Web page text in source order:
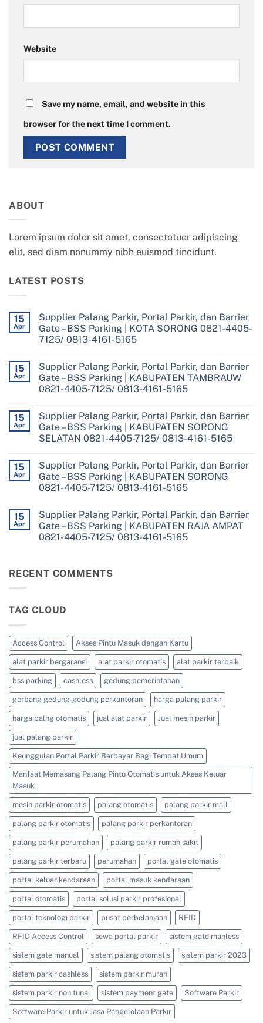
Website
Save my name, email, and website in this
browser for the next time I comment.
ABOUT
Lorem ipsum dolor sit amet, consectetuer adipiscing
elit, sed diam nonummy nibh euismod tincidunt.
LATEST POSTS
15
Apr
Supplier Palang Parkir, Portal Parkir, dan Barrier
Gate – BSS Parking | KOTA SORONG 0821-4405-
7125/ 0813-4161-5165
on
Supplier
Palang
Parkir,
dan
Barrier
Gate
–
BSS
KOTA
SORONG
0821-
4405-
4161-
5165
15
Apr
Supplier Palang Parkir, Portal Parkir, dan Barrier
Gate – BSS Parking | KABUPATEN TAMBRAUW
0821-4405-7125/ 0813-4161-5165
on
Supplier
Palang
Parkir,
dan
Barrier
Gate
–
BSS
KABUPATEN
TAMBRAUW
0821-
4405-
5165
15
Apr
Supplier Palang Parkir, Portal Parkir, dan Barrier
Gate – BSS Parking | KABUPATEN SORONG
SELATAN 0821-4405-7125/ 0813-4161-5165
on
Supplier
Palang
Parkir,
dan
Barrier
Gate
–
BSS
SORONG
SELATAN
0813-
15
Apr
Supplier Palang Parkir, Portal Parkir, dan Barrier
Gate – BSS Parking | KABUPATEN SORONG
0821-4405-7125/ 0813-4161-5165
on
Supplier
Palang
Parkir,
Gate
|
KABUPATEN
4405-
7125/
0813-
4161-
5165
15
Apr
Supplier Palang Parkir, Portal Parkir, dan Barrier
Gate – BSS Parking | KABUPATEN RAJA AMPAT
0821-4405-7125/ 0813-4161-5165
Supplier
Palang
dan
BSS
Parking
|
KABUPATEN
RAJA
AMPAT
0821-
4405-
7125/
0813-
4161-
5165
RECENT COMMENTS
TAG CLOUD
Access Control Akses Pintu Masuk dengan Kartu
alat parkir bergaransi alat parkir otomatis alat parkir terbaik
bss parking cashless gedung pemerintahan
gerbang gedung-gedung perkantoran harga palang parkir
harga palng otomatis jual alat parkir Jual mesin parkir
jual palang parkir
Keunggulan Portal Parkir Berbayar Bagi Tempat Umum
Manfaat Memasang Palang Pintu Otomatis untuk Akses Keluar
Masuk
mesin parkir otomatis palang otomatis palang parkir mall
palang parkir otomatis palang parkir perkantoran
palang parkir perumahan palang parkir rumah sakit
palang parkir terbaru perumahan portal gate otomatis
portal keluar kendaraan portal masuk kendaraan
portal otomatis portal solusi parkir profesional
portal teknologi parkir pusat perbelanjaan RFID
RFID Access Control sewa portal parkir sistem gate manless
sistem gate manual sistem palang otomatis sistem parkir 2023
sistem parkir cashless sistem parkir murah
sistem parkir non tunai sistem payment gate Software Parkir
Software Parkir untuk Jasa Pengelolaan Parkir